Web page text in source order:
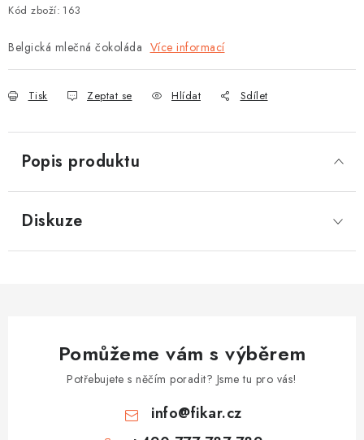
Kód zboží: 163
Belgická mlečná čokoláda Více informací
Tisk Zeptat se Hlídat Sdílet
Popis produktu
Diskuze
Pomůžeme vám s výběrem
Potřebujete s něčím poradit? Jsme tu pro vás!
info@fikar.cz